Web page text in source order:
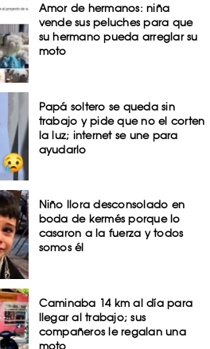
Amor de hermanos: niña
vende sus peluches para que
su hermano pueda arreglar su
moto
Papá soltero se queda sin
trabajo y pide que no el corten
la luz; internet se une para
ayudarlo
Niño llora desconsolado en
boda de kermés porque lo
casaron a la fuerza y todos
somos él
Caminaba 14 km al día para
llegar al trabajo; sus
compañeros le regalan una
moto